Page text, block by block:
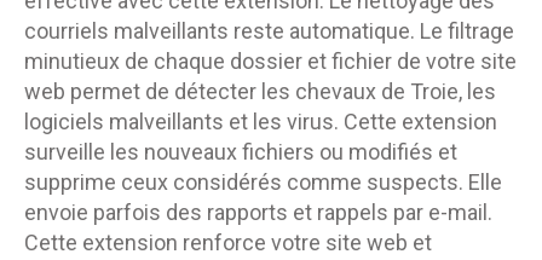
courriels malveillants reste automatique. Le filtrage
minutieux de chaque dossier et fichier de votre site
web permet de détecter les chevaux de Troie, les
logiciels malveillants et les virus. Cette extension
surveille les nouveaux fichiers ou modifiés et
supprime ceux considérés comme suspects. Elle
envoie parfois des rapports et rappels par e-mail.
Cette extension renforce votre site web et